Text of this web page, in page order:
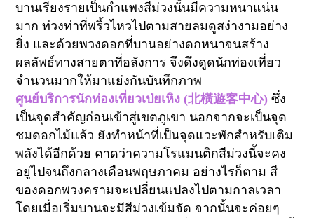
บานเรียงรายเป็นกำแพงสีม่วงนั้นมีความหนาแน่น
มาก ท่วงท่าที่พริ้วไหวไปตามสายลมดูสง่างามอย่าง
ยิ่ง และด้วยพวงดอกที่บานอย่างดกหนาจนสร้าง
ผลลัพธ์ทางสายตาที่อลังการ จึงดึงดูดนักท่องเที่ยว
จำนวนมากให้มาแย่งกันบันทึกภาพ
ศูนย์บริการนักท่องเที่ยวเป่ยเหิง (北橫遊客中心) ซึ่ง
เป็นจุดสำคัญก่อนเข้าสู่เขตภูเขา นอกจากจะเป็นจุด
ชมดอกไม้แล้ว ยังทำหน้าที่เป็นจุดแวะพักสำหรับเติม
พลังได้อีกด้วย คาดว่าความโรแมนติกสีม่วงนี้จะคง
อยู่ไปจนถึงกลางเดือนพฤษภาคม อย่างไรก็ตาม สี
ของดอกพวงครามจะเปลี่ยนแปลงไปตามกาลเวลา
โดยเมื่อเริ่มบานจะมีสีม่วงเข้มจัด จากนั้นจะค่อยๆ